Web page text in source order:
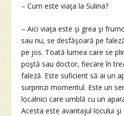
– Cum este viaţa la Sulina?
– Aici viaţa este şi grea şi
sau nu, se desfăşoară pe
pe jos. Toată lumea care se
poştă sau doctor, fiecare în
faleză. Este suficient să ai un
surprinzi momentul. Este un
localnici care umblă cu un
Acesta este avantajul locului